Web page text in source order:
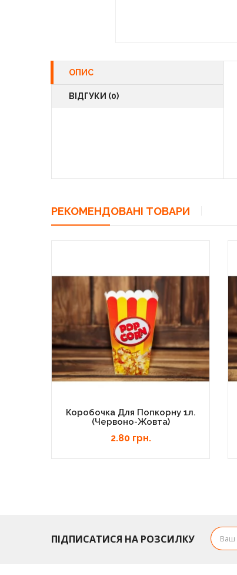
ОПИС
ВІДГУКИ (0)
РЕКОМЕНДОВАНІ ТОВАРИ
Коробочка Для Попкорну 1л.
(червоно-Жовта)
2.80 грн.
ПІДПИСАТИСЯ НА РОЗСИЛКУ